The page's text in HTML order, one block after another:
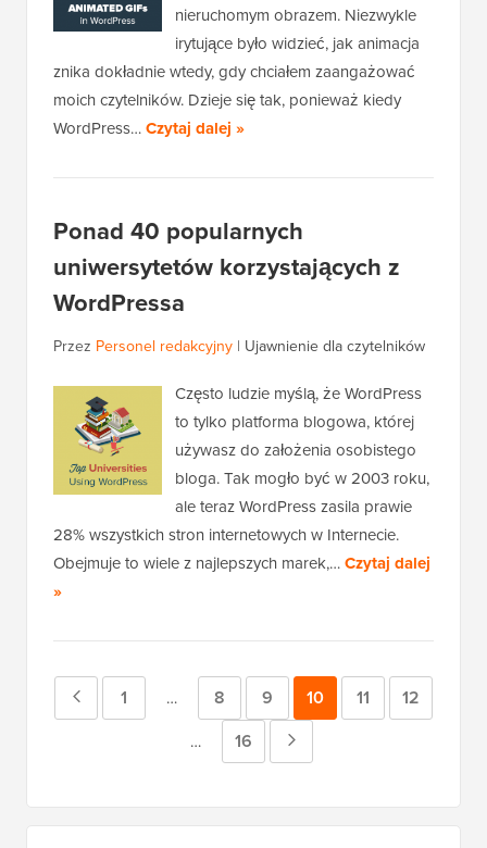
nieruchomym obrazem. Niezwykle
irytujące było widzieć, jak animacja
znika dokładnie wtedy, gdy chciałem zaangażować
moich czytelników. Dzieje się tak, ponieważ kiedy
WordPress…Czytaj dalej »
Ponad 40 popularnych
uniwersytetów korzystających z
WordPressa
Przez Personel redakcyjny | Ujawnienie dla czytelników
Często ludzie myślą, że WordPress
to tylko platforma blogowa, której
używasz do założenia osobistego
bloga. Tak mogło być w 2003 roku,
ale teraz WordPress zasila prawie
28% wszystkich stron internetowych w Internecie.
Obejmuje to wiele z najlepszych marek,…Czytaj dalej
»
Poprzednia
Strona
1
Strony
tymczasowe
pominięte
… Strona
8 Strona
9 Strona
10 Strona
11 Strona
12
Strony
tymczasowe
… Strona
16